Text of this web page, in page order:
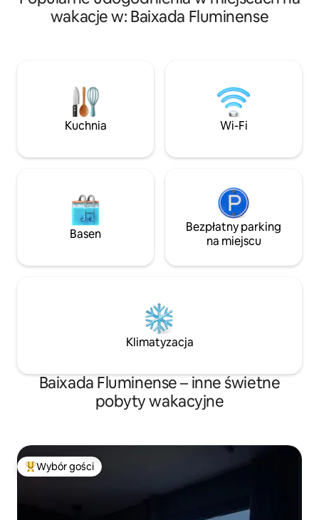
i w pełni wyposażona kuchnia
z minibarem w stylu retro i płytą grzejną.
plaż, szlaków, centrów handlowych
i doskonałych restauracji. Dostępne
drugiej strony
20 minut jazdy
Kup samochód i
Idealnie jest mieć
się na teren
polecić
wakacje w: Baixada Fluminense
Kuchnia Wi-Fi
Basen
Bezpłatny parking
na miejscu
Klimatyzacja
Baixada Fluminense – inne świetne
pobyty wakacyjne
Najpopularniejsze z kategorii Wybór gości
Wybór gości